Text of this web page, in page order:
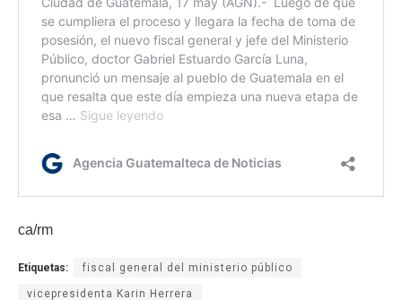
ca/rm
Etiquetas: fiscal general del ministerio público
vicepresidenta Karin Herrera